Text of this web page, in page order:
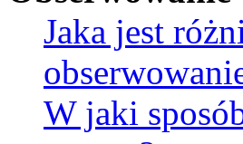
Jaka jest
W jaki